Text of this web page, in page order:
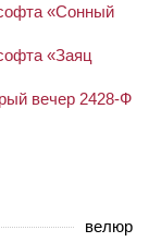
«Сонный
«Заяц
вечер 2428-Ф
велюр